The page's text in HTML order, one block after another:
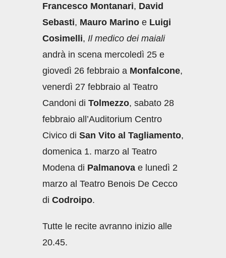
Francesco Montanari, David
Sebasti, Mauro Marino e Luigi
Cosimelli, Il medico dei maiali
andrà in scena mercoledì 25 e
giovedì 26 febbraio a Monfalcone,
venerdì 27 febbraio al Teatro
Candoni di Tolmezzo, sabato 28
febbraio all’Auditorium Centro
Civico di San Vito al Tagliamento,
domenica 1. marzo al Teatro
Modena di Palmanova e lunedì 2
marzo al Teatro Benois De Cecco
di Codroipo.
Tutte le recite avranno inizio alle
20.45.